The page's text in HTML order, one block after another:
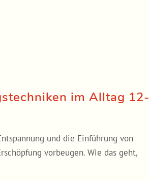
im Alltag 12-
und die Einführung von
vorbeugen. Wie das geht,